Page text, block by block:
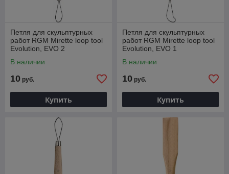
Петля для скульптурных
работ RGM Mirette loop tool
Evolution, EVO 2
В наличии
10 руб.
Купить
Петля для скульптурных
работ RGM Mirette loop tool
Evolution, EVO 1
В наличии
10 руб.
Купить